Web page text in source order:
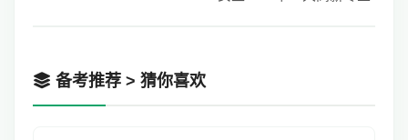
备考推荐 > 猜你喜欢